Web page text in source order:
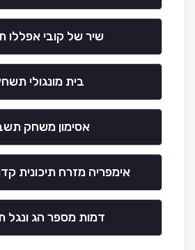
שיר של קובי אפללו
בית מונגולי
אסימון משחק
אימפריה מזרח תיכונית
דמות מספר הג